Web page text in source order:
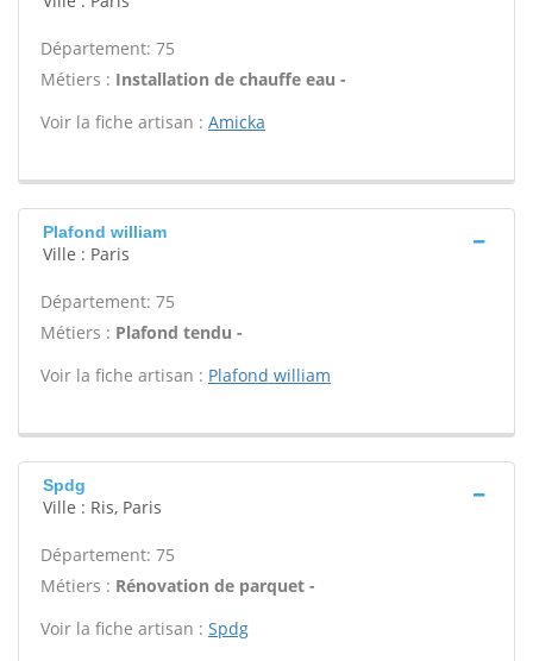
Département: 75
Métiers : Installation de chauffe eau -
Voir la fiche artisan : Amicka
Plafond william
Ville : Paris
Département: 75
Métiers : Plafond tendu -
Voir la fiche artisan : Plafond william
Spdg
Ville : Ris, Paris
Département: 75
Métiers : Rénovation de parquet -
Voir la fiche artisan : Spdg